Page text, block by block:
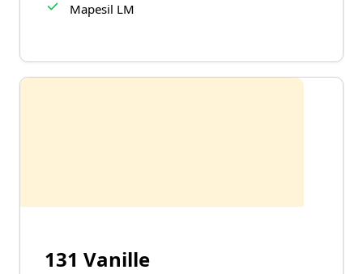
Mapesil LM
131 Vanille